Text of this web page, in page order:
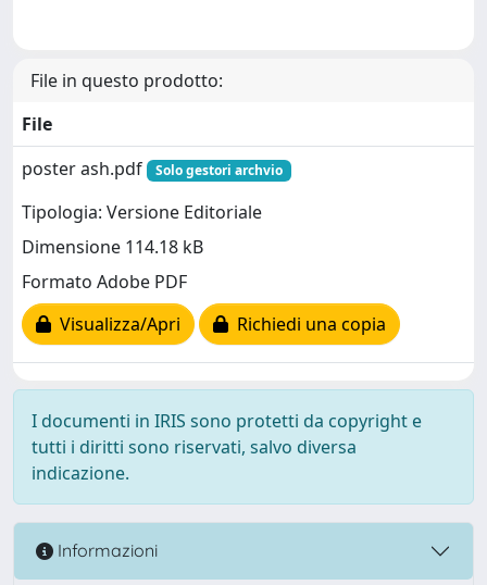
File in questo prodotto:
File
poster ash.pdf
Solo gestori archvio
Tipologia: Versione Editoriale
Dimensione 114.18 kB
Formato Adobe PDF
Visualizza/Apri
Richiedi una copia
I documenti in IRIS sono protetti da copyright e
tutti i diritti sono riservati, salvo diversa
indicazione.
Informazioni